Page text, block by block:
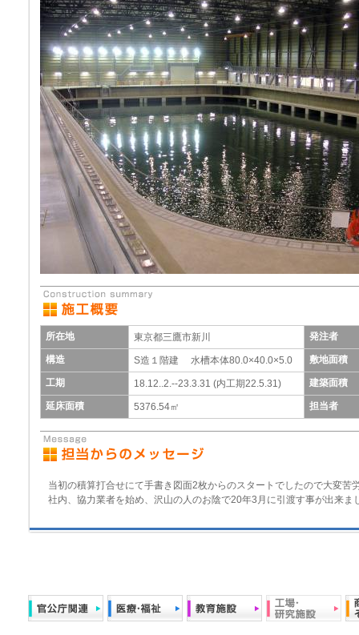
所在地 東京都三鷹市新川 発注者
構造 S造１階建 水槽本体80.0×40.0×5.0 敷地面積
工期 18.12..2.--23.3.31 (内工期22.5.31) 建築面積
延床面積 5376.54㎡ 担当者
当初の積算打合せにて手書き図面2枚からのスタートでしたので大変苦
社内、協力業者を始め、沢山の人のお陰で20年3月に引渡す事が出来ま